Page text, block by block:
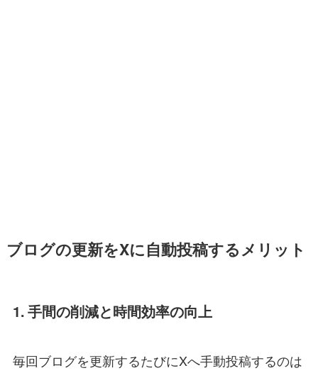
ブログの更新をXに自動投稿するメリット
1. 手間の削減と時間効率の向上
毎回ブログを更新するたびにXへ手動投稿するのは